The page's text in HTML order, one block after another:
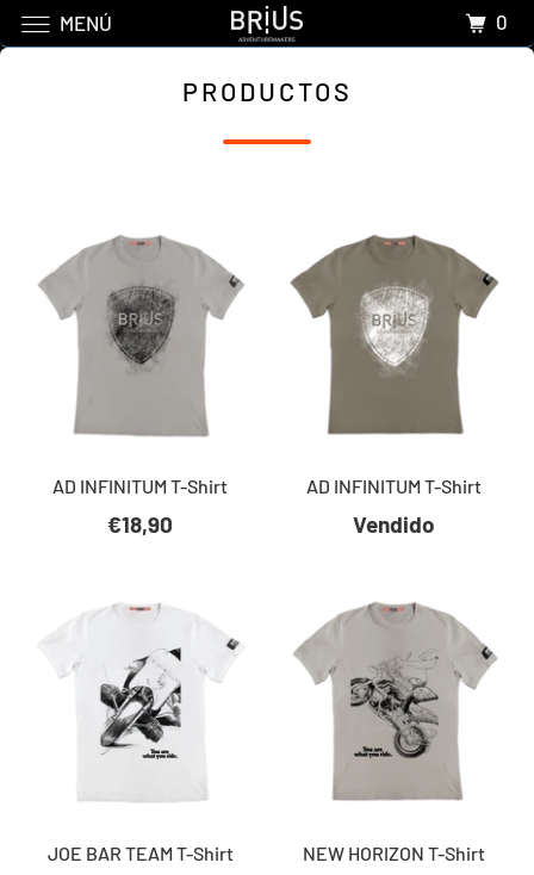
PRODUCTOS
AD INFINITUM T-Shirt
€18,90
AD INFINITUM T-Shirt
Vendido
JOE BAR TEAM T-Shirt NEW HORIZON T-Shirt
MENÚ 0